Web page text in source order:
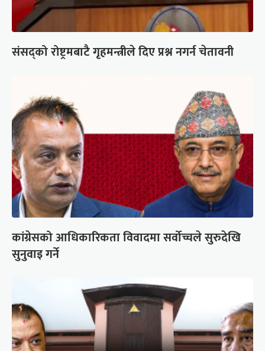
संसद्को रोष्ट्रमबाटै गृहमन्त्रीले दिए प्रश्न नगर्न चेतावनी
कांग्रेसको आधिकारिकता विवादमा सर्वोच्चले सुरुदेखि
सुनुवाइ गर्ने